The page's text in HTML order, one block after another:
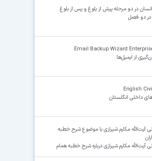
در دو مرحله پیش از بلوغ و پس از بلوغ
در دو فصل
Email Backup Wizard
از ایمیل‌ها
English
داخلی انگلستان
آیت‌الله مکارم شیرازی با موضوع شرح خطبه
آیت‌الله مکارم شیرازی درباره شرح خطبه همام